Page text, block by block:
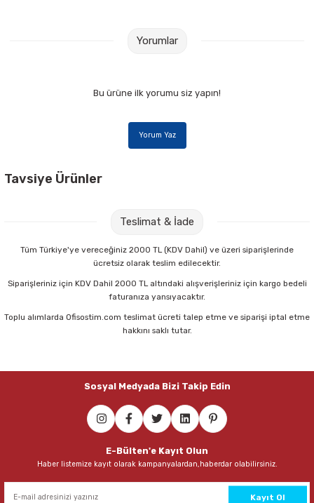
Yorumlar
Bu ürüne ilk yorumu siz yapın!
Yorum Yaz
Tavsiye Ürünler
856,00 TL
Ofis 18 mm 100 lü Şeffaf Plastik Helezon Spiral
Sepete Ekle
Ofis 16 mm 100 lü Şeffaf Plastik Helezon Spiral
655,00 TL
Sepete Ekle
Teslimat & İade
Tüm Türkiye'ye vereceğiniz 2000 TL (KDV Dahil) ve üzeri siparişlerinde
ücretsiz olarak teslim edilecektir.
Siparişleriniz için KDV Dahil 2000 TL altındaki alışverişleriniz için kargo bedeli
faturanıza yansıyacaktır.
Toplu alımlarda Ofisostim.com teslimat ücreti talep etme ve siparişi iptal etme
hakkını saklı tutar.
Sosyal Medyada Bizi Takip Edin
E-Bülten'e Kayıt Olun
Haber listemize kayıt olarak kampanyalardan,haberdar olabilirsiniz.
Kayıt Ol